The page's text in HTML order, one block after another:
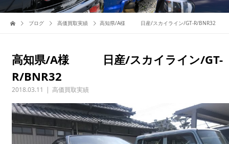
ブログ 高価買取実績 高知県/A様 日産/スカイライン/GT-R/BNR32
高知県/A様 日産/スカイライン/GT-
R/BNR32
2018.03.11 高価買取実績